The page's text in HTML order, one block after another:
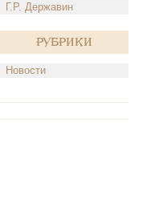
Г.Р. Державин
Рубрики
Новости